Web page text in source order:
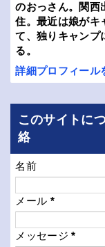
のおっさん。関西
住。最近は娘がキ
て、独りキャンプ
る。
詳細プロフィール
このサイトに
絡
名前
メール *
メッセージ*